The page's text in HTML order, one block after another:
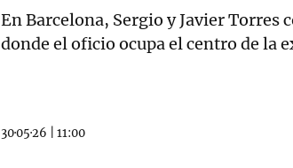
En Barcelona, Sergio y Javier Torres
donde el oficio ocupa el centro de la
30·05·26 11:00